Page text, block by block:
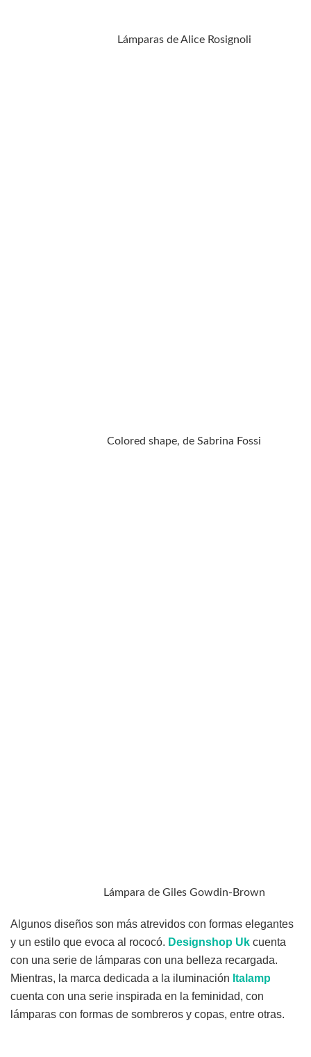
Lámparas de Alice Rosignoli
Colored shape, de Sabrina Fossi
Lámpara de Giles Gowdin-Brown
Algunos diseños son más atrevidos con formas elegantes
y un estilo que evoca al rococó. Designshop Uk cuenta
con una serie de lámparas con una belleza recargada.
Mientras, la marca dedicada a la iluminación Italamp
cuenta con una serie inspirada en la feminidad, con
lámparas con formas de sombreros y copas, entre otras.